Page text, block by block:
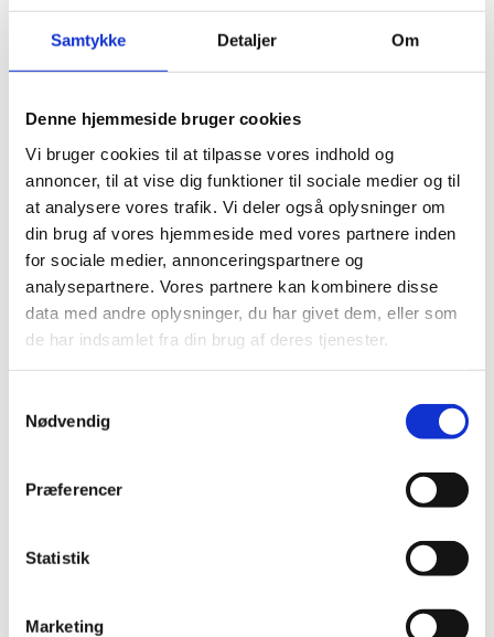
Samtykke Detaljer Om
Denne hjemmeside bruger cookies
Vi bruger cookies til at tilpasse vores indhold og
annoncer, til at vise dig funktioner til sociale medier og til
at analysere vores trafik. Vi deler også oplysninger om
din brug af vores hjemmeside med vores partnere inden
for sociale medier, annonceringspartnere og
analysepartnere. Vores partnere kan kombinere disse
data med andre oplysninger, du har givet dem, eller som
de har indsamlet fra din brug af deres tjenester.
Nødvendig
Præferencer
Statistik
Marketing
@2026 korphus
Handelsbetingelser
Bliv en del af Korphus !
Handelsbetingelser
Persondata & cookiepolitik
Facebook